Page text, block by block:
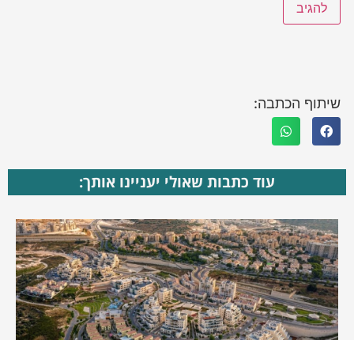
שיתוף הכתבה:
עוד כתבות שאולי יעניינו אותך: